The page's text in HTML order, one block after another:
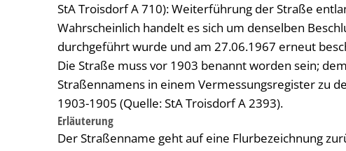
StA Troisdorf A 710): Weiterführung der Straße
Wahrscheinlich handelt es sich um denselben
durchgeführt wurde und am 27.06.1967 erneut
Die Straße muss vor 1903 benannt worden sein;
Straßennamens in einem Vermessungsregister zu
1903-1905 (Quelle: StA Troisdorf A 2393).
Erläuterung
Der Straßenname geht auf eine Flurbezeichnung